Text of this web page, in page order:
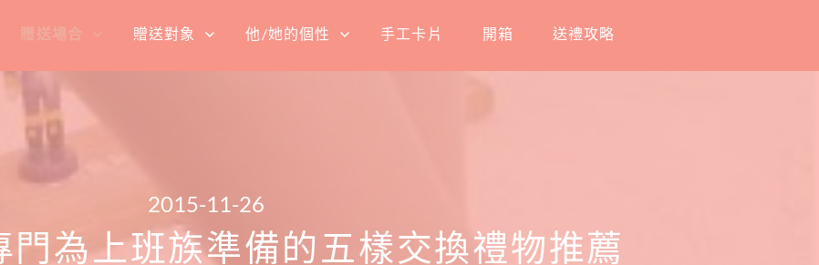
贈送場合 贈送對象 他/她的個性 手工卡片 開箱 送禮攻略
2015-11-26
門為上班族準備的五樣交換禮物推薦